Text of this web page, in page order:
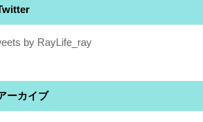
by RayLife_ray
ーカイブ